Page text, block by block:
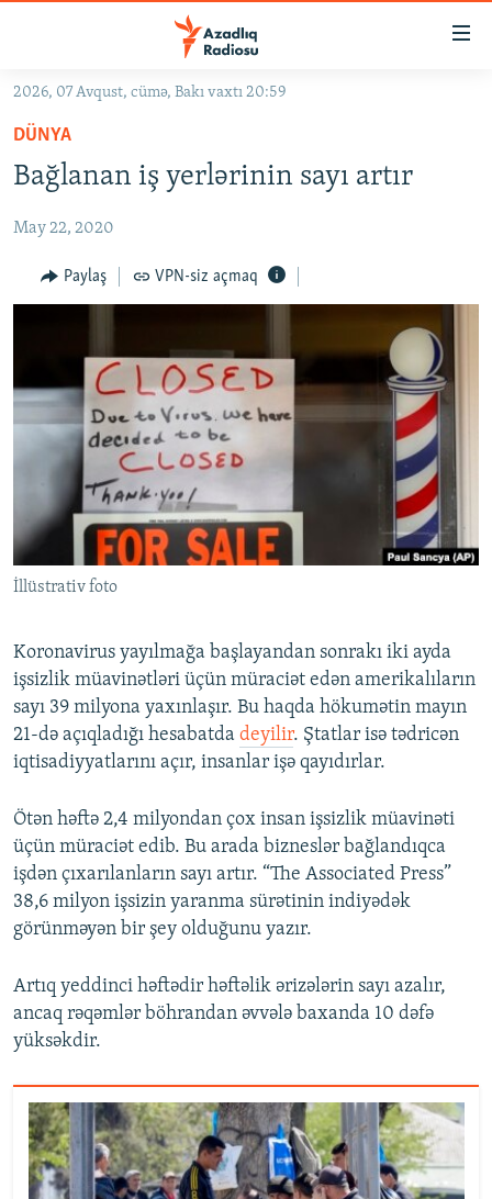
Əsas
qayıt
Əsas
naviqasiyaya
qayıt
#İZAHLA
KORRUPSIOMETR
#ƏSLINDƏ
FƏRQƏ BAX
ARAŞDIRMA
MULTIMEDIA
VIDEO
FOTOQALEREYA
İNFOQRAFIKA
KARIKATURA
RADIO ARXIV
AZƏRBAYCAN ƏDƏBIYYATI KITABXANASI
İSLAM VƏ DEMOKRATIYA
İZ - MƏDƏNIYYƏT PROQRAMI
HAQQIMIZDA
MISSIYAMIZ
PEŞƏ ETIKASI VƏ JURNALISTIKA STANDARTLARIMIZ
MATERIALLARIMIZDAN ISTIFADƏ
BIZIMLƏ ƏLAQƏ
XƏBƏR BÜLLETENLƏRIMIZ
BIZI IZLƏ
2026, 07 Avqust, cümə, Bakı vaxtı 20:59
DÜNYA
Bağlanan iş yerlərinin sayı artır
May 22, 2020
Paylaş VPN-siz açmaq
İllüstrativ foto
Koronavirus yayılmağa başlayandan sonrakı iki ayda
işsizlik müavinətləri üçün müraciət edən amerikalıların
sayı 39 milyona yaxınlaşır. Bu haqda hökumətin mayın
21-də açıqladığı hesabatda deyilir. Ştatlar isə tədricən
iqtisadiyyatlarını açır, insanlar işə qayıdırlar.
Ötən həftə 2,4 milyondan çox insan işsizlik müavinəti
üçün müraciət edib. Bu arada bizneslər bağlandıqca
işdən çıxarılanların sayı artır. “The Associated Press”
38,6 milyon işsizin yaranma sürətinin indiyədək
görünməyən bir şey olduğunu yazır.
Artıq yeddinci həftədir həftəlik ərizələrin sayı azalır,
ancaq rəqəmlər böhrandan əvvələ baxanda 10 dəfə
yüksəkdir.